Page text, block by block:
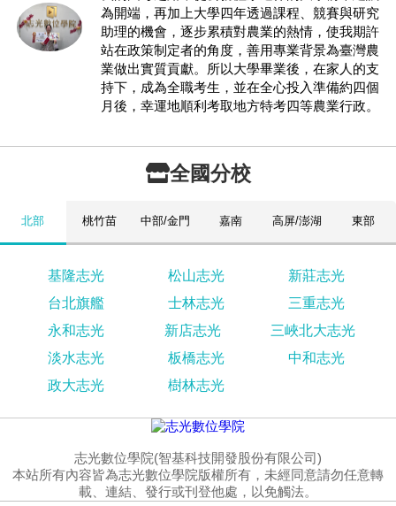
為開端，再加上大學四年透過課程、競賽與研究
助理的機會，逐步累積對農業的熱情，使我期許
站在政策制定者的角度，善用專業背景為臺灣農
業做出實質貢獻。所以大學畢業後，在家人的支
持下，成為全職考生，並在全心投入準備約四個
月後，幸運地順利考取地方特考四等農業行政。
全國分校
北部 桃竹苗 中部/金門 嘉南 高屏/澎湖 東部
基隆志光 松山志光
新莊志光
台北旗艦
士林志光
三重志光
永和志光
新店志光
三峽北大志光
淡水志光
板橋志光
中和志光
政大志光
樹林志光
志光數位學院(智基科技開發股份有限公司)
本站所有內容皆為志光數位學院版權所有，未經同意請勿任意轉
載、連結、發行或刊登他處，以免觸法。